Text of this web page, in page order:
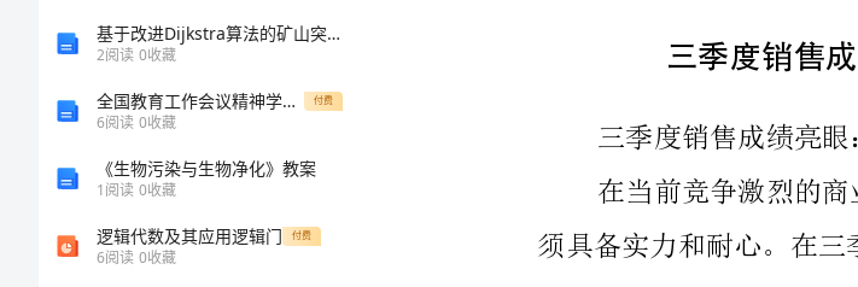
眼：
基于改进Dijkstra算法的矿山突水可视化仿真
2阅读 0收藏
全国教育工作会议精神学习心得体会 付费
6阅读 0收藏
《生物污染与生物净化》教案
1阅读 0收藏
逻辑代数及其应用逻辑门 付费
6阅读 0收藏
企业应该打造突破的成功之路